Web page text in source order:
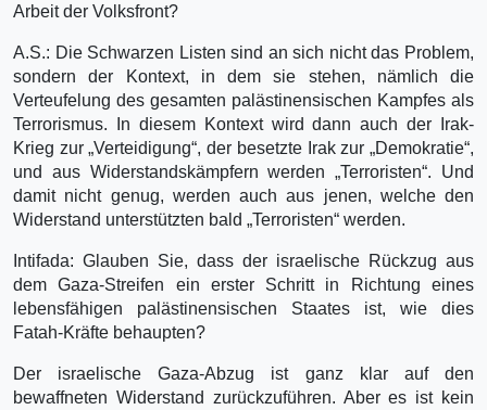
Arbeit der Volksfront?
A.S.: Die Schwarzen Listen sind an sich nicht das Problem,
sondern der Kontext, in dem sie stehen, nämlich die
Verteufelung des gesamten palästinensischen Kampfes als
Terrorismus. In diesem Kontext wird dann auch der Irak-
Krieg zur „Verteidigung“, der besetzte Irak zur „Demokratie“,
und aus Widerstandskämpfern werden „Terroristen“. Und
damit nicht genug, werden auch aus jenen, welche den
Widerstand unterstützten bald „Terroristen“ werden.
Intifada: Glauben Sie, dass der israelische Rückzug aus
dem Gaza-Streifen ein erster Schritt in Richtung eines
lebensfähigen palästinensischen Staates ist, wie dies
Fatah-Kräfte behaupten?
Der israelische Gaza-Abzug ist ganz klar auf den
bewaffneten Widerstand zurückzuführen. Aber es ist kein